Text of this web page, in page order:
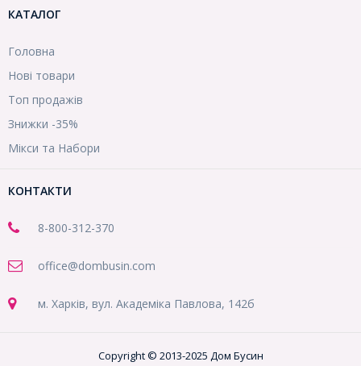
КАТАЛОГ
Головна
Нові товари
Топ продажів
Знижки -35%
Мікси та Набори
КОНТАКТИ
8-800-312-370
office@dombusin.com
м. Харків, вул. Академіка Павлова, 142б
Copyright © 2013-2025 Дом Бусин